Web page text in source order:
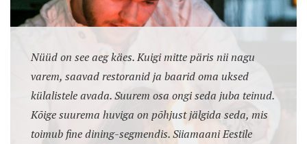
Nüüd on see aeg käes. Kuigi mitte päris nii nagu
varem, saavad restoranid ja baarid oma uksed
külalistele avada. Suurem osa ongi seda juba teinud.
Kõige suurema huviga on põhjust jälgida seda, mis
toimub fine dining-segmendis. Siiamaani Eestile